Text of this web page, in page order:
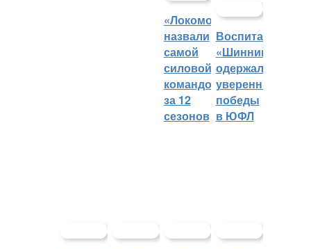
«Локомотив»
назвали
самой
силовой
командой
за 12
сезонов
Воспитанники
«Шинника»
одержали
уверенные
победы
в ЮФЛ